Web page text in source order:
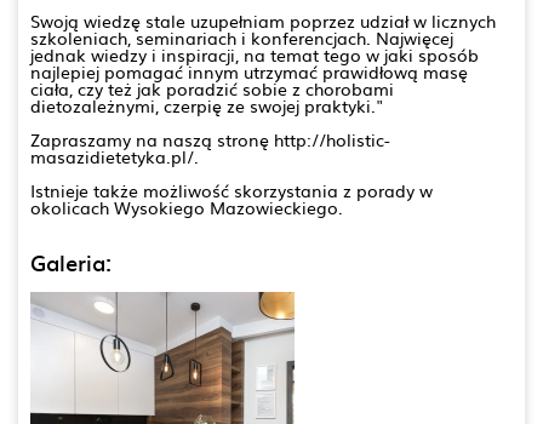
Swoją wiedzę stale uzupełniam poprzez udział w licznych
szkoleniach, seminariach i konferencjach. Najwięcej
jednak wiedzy i inspiracji, na temat tego w jaki sposób
najlepiej pomagać innym utrzymać prawidłową masę
ciała, czy też jak poradzić sobie z chorobami
dietozależnymi, czerpię ze swojej praktyki."
Zapraszamy na naszą stronę http://holistic-
masazidietetyka.pl/.
Istnieje także możliwość skorzystania z porady w
okolicach Wysokiego Mazowieckiego.
Galeria: